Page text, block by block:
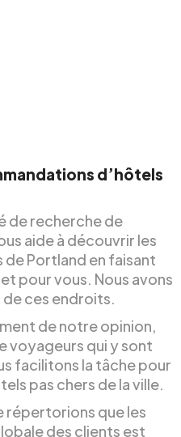
d’hôtels
de recherche de
aide à découvrir les
de Portland en faisant
pour vous. Nous avons
ces endroits.
de notre opinion,
voyageurs qui y sont
facilitons la tâche pour
pas chers de la ville.
répertorions que les
des clients est